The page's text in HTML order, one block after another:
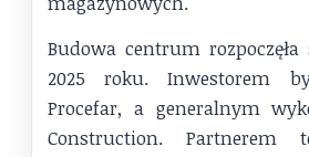
Budowa centrum
2025 roku. Inwestorem
Procefar, a generalnym
Construction. Partnerem